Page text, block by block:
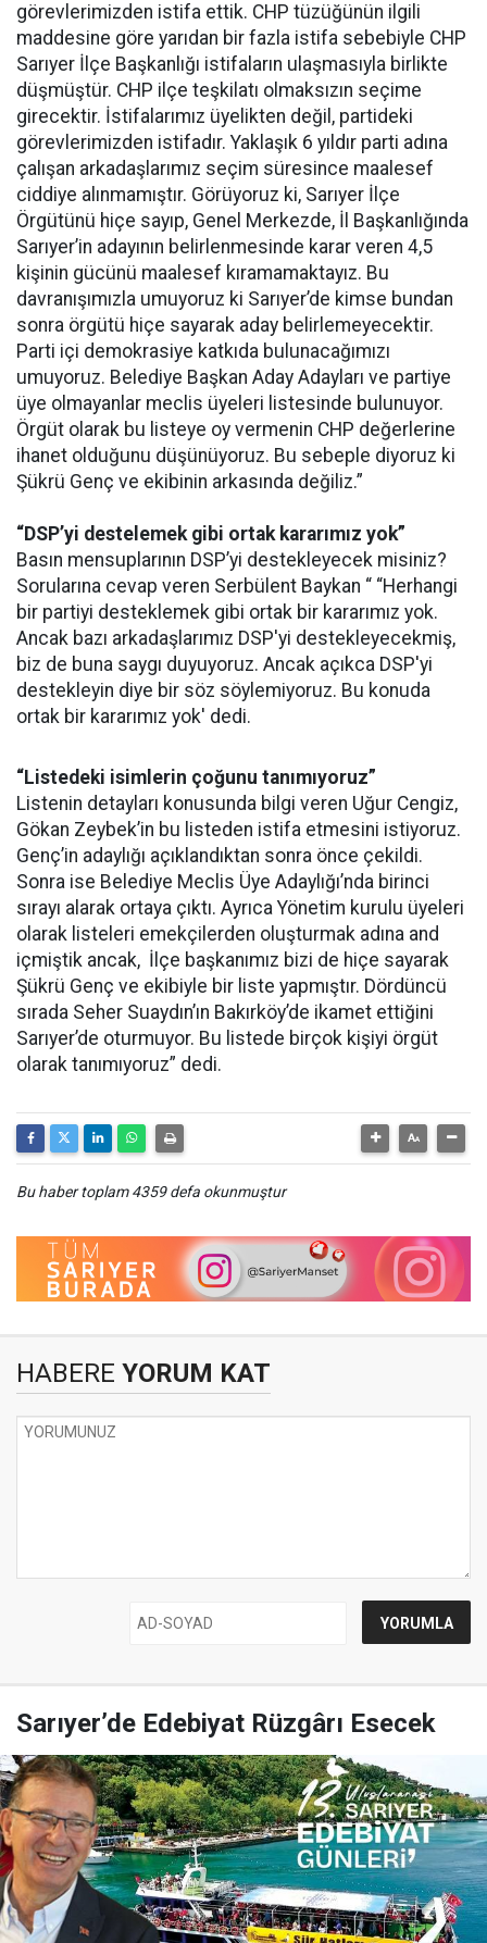
görevlerimizden istifa ettik. CHP tüzüğünün ilgili
maddesine göre yarıdan bir fazla istifa sebebiyle CHP
Sarıyer İlçe Başkanlığı istifaların ulaşmasıyla birlikte
düşmüştür. CHP ilçe teşkilatı olmaksızın seçime
girecektir. İstifalarımız üyelikten değil, partideki
görevlerimizden istifadır. Yaklaşık 6 yıldır parti adına
çalışan arkadaşlarımız seçim süresince maalesef
ciddiye alınmamıştır. Görüyoruz ki, Sarıyer İlçe
Örgütünü hiçe sayıp, Genel Merkezde, İl Başkanlığında
Sarıyer’in adayının belirlenmesinde karar veren 4,5
kişinin gücünü maalesef kıramamaktayız. Bu
davranışımızla umuyoruz ki Sarıyer’de kimse bundan
sonra örgütü hiçe sayarak aday belirlemeyecektir.
Parti içi demokrasiye katkıda bulunacağımızı
umuyoruz. Belediye Başkan Aday Adayları ve partiye
üye olmayanlar meclis üyeleri listesinde bulunuyor.
Örgüt olarak bu listeye oy vermenin CHP değerlerine
ihanet olduğunu düşünüyoruz. Bu sebeple diyoruz ki
Şükrü Genç ve ekibinin arkasında değiliz.”
“DSP’yi destelemek gibi ortak kararımız yok”
Basın mensuplarının DSP’yi destekleyecek misiniz?
Sorularına cevap veren Serbülent Baykan “ “Herhangi
bir partiyi desteklemek gibi ortak bir kararımız yok.
Ancak bazı arkadaşlarımız DSP'yi destekleyecekmiş,
biz de buna saygı duyuyoruz. Ancak açıkca DSP'yi
destekleyin diye bir söz söylemiyoruz. Bu konuda
ortak bir kararımız yok' dedi.
“Listedeki isimlerin çoğunu tanımıyoruz”
Listenin detayları konusunda bilgi veren Uğur Cengiz,
Gökan Zeybek’in bu listeden istifa etmesini istiyoruz.
Genç’in adaylığı açıklandıktan sonra önce çekildi.
Sonra ise Belediye Meclis Üye Adaylığı’nda birinci
sırayı alarak ortaya çıktı. Ayrıca Yönetim kurulu üyeleri
olarak listeleri emekçilerden oluşturmak adına and
içmiştik ancak, İlçe başkanımız bizi de hiçe sayarak
Şükrü Genç ve ekibiyle bir liste yapmıştır. Dördüncü
sırada Seher Suaydın’ın Bakırköy’de ikamet ettiğini
Sarıyer’de oturmuyor. Bu listede birçok kişiyi örgüt
olarak tanımıyoruz” dedi.
Bu haber toplam 4359 defa okunmuştur
HABERE YORUM KAT
Sarıyer’de Edebiyat Rüzgârı Esecek